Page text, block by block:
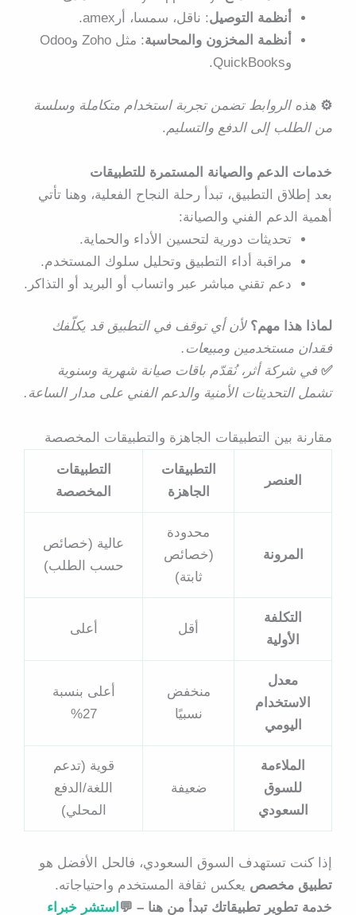
أنظمة التوصيل: ناقل، سمسا، أرamex.
أنظمة المخزون والمحاسبة
: مثل Zoho وOdoo
وQuickBooks.
⚙️ هذه الروابط تضمن تجربة استخدام متكاملة وسلسة
من الطلب إلى الدفع والتسليم.
خدمات الدعم والصيانة المستمرة للتطبيقات
بعد إطلاق التطبيق، تبدأ رحلة النجاح الفعلية، وهنا تأتي
أهمية
الدعم الفني والصيانة:
تحديثات دورية لتحسين الأداء والحماية.
مراقبة أداء التطبيق وتحليل سلوك المستخدم.
دعم تقني مباشر عبر واتساب أو البريد أو التذاكر.
لماذا هذا مهم؟ لأن أي توقف في التطبيق قد يكلّفك
فقدان مستخدمين ومبيعات.
✅في شركة أثر، نُقدّم باقات صيانة شهرية وسنوية
تشمل التحديثات الأمنية والدعم الفني على مدار الساعة.
مقارنة بين التطبيقات الجاهزة والتطبيقات المخصصة
العنصر
التطبيقات
الجاهزة
التطبيقات
المخصصة
المرونة
محدودة
(خصائص
ثابتة)
عالية (خصائص
حسب الطلب)
التكلفة
الأولية
أقل أعلى
معدل
الاستخدام
اليومي
منخفض
نسبيًا
أعلى بنسبة
27%
الملاءمة
للسوق
السعودي
ضعيفة
قوية (تدعم
اللغة/الدفع
المحلي)
إذا كنت تستهدف السوق السعودي، فالحل الأفضل هو
تطبيق مخصص يعكس ثقافة المستخدم واحتياجاته.
خدمة تطوير تطبيقاتك تبدأ من هنا – 💬 استشر خبراء